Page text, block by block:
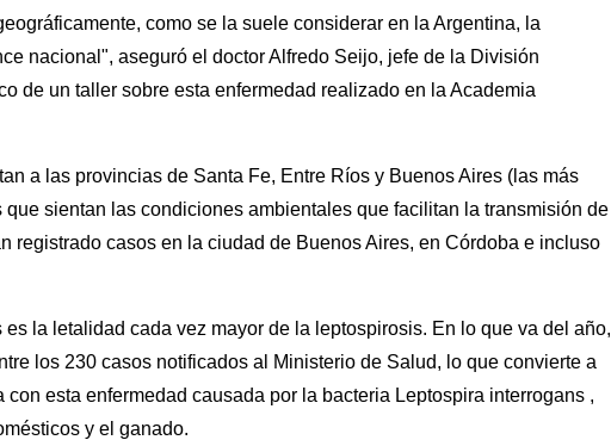
como se la suele considerar en la Argentina, la
nacional", aseguró el doctor Alfredo Seijo, jefe de la División
de un taller sobre esta enfermedad realizado en la Academia
a las provincias de Santa Fe, Entre Ríos y Buenos Aires (las más
sientan las condiciones ambientales que facilitan la transmisión de
registrado casos en la ciudad de Buenos Aires, en Córdoba e incluso
la letalidad cada vez mayor de la leptospirosis. En lo que va del año,
los 230 casos notificados al Ministerio de Salud, lo que convierte a
esta enfermedad causada por la bacteria Leptospira interrogans ,
y el ganado.